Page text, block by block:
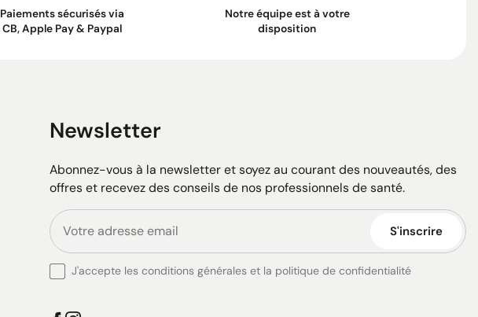
Paiements sécurisés via
CB, Apple Pay & Paypal
Notre équipe est à votre
disposition
Newsletter
Abonnez-vous à la newsletter et soyez au courant des nouveautés, des
offres et recevez des conseils de nos professionnels de santé.
S'inscrire
J'accepte les conditions générales et la politique de confidentialité